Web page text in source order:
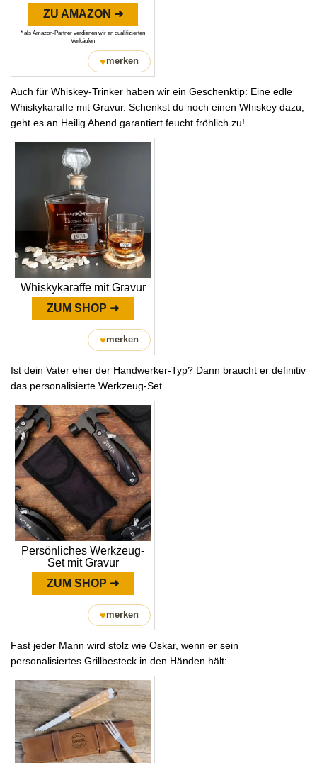
ZU AMAZON ➜
* als Amazon-Partner verdienen wir an qualifizierten
Verkäufen
♥merken
Auch für Whiskey-Trinker haben wir ein Geschenktip: Eine edle
Whiskykaraffe mit Gravur. Schenkst du noch einen Whiskey dazu,
geht es an Heilig Abend garantiert feucht fröhlich zu!
Whiskykaraffe mit Gravur
ZUM SHOP ➜
♥merken
Ist dein Vater eher der Handwerker-Typ? Dann braucht er definitiv
das personalisierte Werkzeug-Set.
Persönliches Werkzeug-
Set mit Gravur
ZUM SHOP ➜
♥merken
Fast jeder Mann wird stolz wie Oskar, wenn er sein
personalisiertes Grillbesteck in den Händen hält: